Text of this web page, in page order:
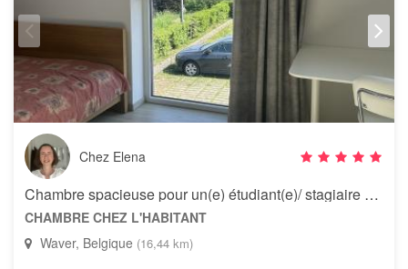
Chez Elena
Chambre spacieuse pour un(e) étudiant(e)/ stagiaire dans une maison
CHAMBRE CHEZ L'HABITANT
Waver, Belgique (16,44 km)